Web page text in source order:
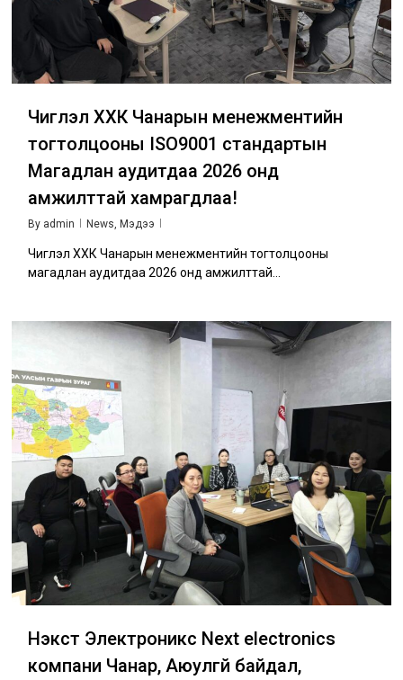
Чиглэл ХХК Чанарын менежментийн
тогтолцооны ISO9001 стандартын
Магадлан аудитдаа 2026 онд
амжилттай хамрагдлаа!
By admin News, Мэдээ
Чиглэл ХХК Чанарын менежментийн тогтолцооны
магадлан аудитдаа 2026 онд амжилттай...
Нэкст Электроникс Next electronics
компани Чанар, Аюулгүй байдал,